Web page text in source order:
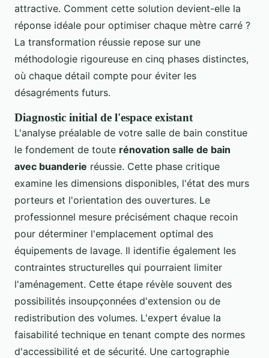
attractive. Comment cette solution devient-elle la
réponse idéale pour optimiser chaque mètre carré ?
La transformation réussie repose sur une
méthodologie rigoureuse en cinq phases distinctes,
où chaque détail compte pour éviter les
désagréments futurs.
Diagnostic initial de l'espace existant
L'analyse préalable de votre salle de bain constitue
le fondement de toute rénovation salle de bain
avec buanderie réussie. Cette phase critique
examine les dimensions disponibles, l'état des murs
porteurs et l'orientation des ouvertures. Le
professionnel mesure précisément chaque recoin
pour déterminer l'emplacement optimal des
équipements de lavage. Il identifie également les
contraintes structurelles qui pourraient limiter
l'aménagement. Cette étape révèle souvent des
possibilités insoupçonnées d'extension ou de
redistribution des volumes. L'expert évalue la
faisabilité technique en tenant compte des normes
d'accessibilité et de sécurité. Une cartographie